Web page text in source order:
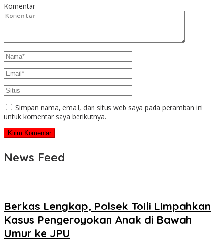
Komentar
Simpan nama, email, dan situs web saya pada peramban ini
untuk komentar saya berikutnya.
News Feed
Berkas Lengkap, Polsek Toili Limpahkan
Kasus Pengeroyokan Anak di Bawah
Umur ke JPU